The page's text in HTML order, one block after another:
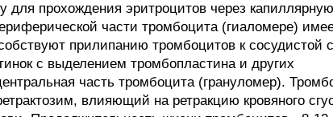
прохождения эритроцитов через капиллярную
части тромбоцита (гиаломере)
прилипанию тромбоцитов к сосудистой
с выделением тромбопластина и других
часть тромбоцита (грануломер).
влияющий на ретракцию кровяного